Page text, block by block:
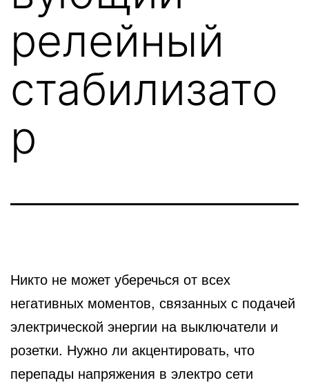
релейный
стабилизато
р
Никто не может уберечься от всех
негативных моментов, связанных с подачей
электрической энергии на выключатели и
розетки. Нужно ли акцентировать, что
перепады напряжения в электро сети